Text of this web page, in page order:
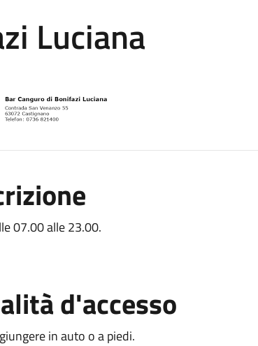
Luciana
07.00 alle 23.00.
d'accesso
in auto o a piedi.